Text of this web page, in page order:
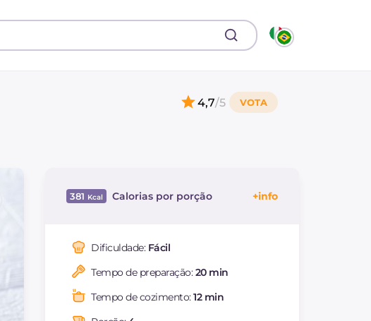
4,7/5
381 Calorias por porção
dos quais açúcares
Proteína g
Gorduras
Dificuldade: Fácil
Tempo de preparação:20 min
Tempo de cozimento:12 min